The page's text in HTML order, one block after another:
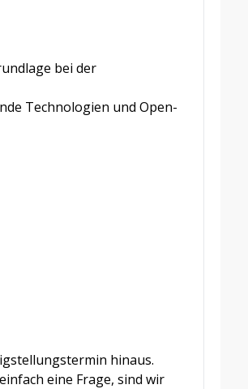
bei der
Technologien und Open-
hinaus.
eine Frage, sind wir